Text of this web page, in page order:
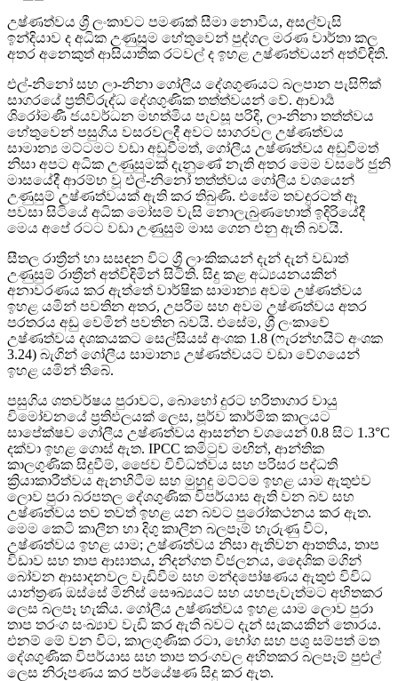
උෂ්ණත්වය ශ්‍රී ලංකාවට පමණක් සීමා නොවීය, අසල්වැසි
ඉන්දියාව ද අධික උණුසුම හේතුවෙන් පුද්ගල මරණ වාර්තා කල
අතර අනෙකුත් ආසියාතික රටවල් ද ඉහළ උෂ්ණත්වයන් අත්විඳිති.
එල්-නිනෝ සහ ලා-නිනා ගෝලීය දේශගුණයට බලපාන පැසිෆික්
සාගරයේ ප්‍රතිවිරුද්ධ දේශගුණික තත්ත්වයන් වේ. ආචාර්‍ය
ශිරෝමණී ජයවර්ධන මහත්මිය පැවසූ පරිදි, ලා-නිනා තත්ත්වය
හේතුවෙන් පසුගිය වසරවලදී අවට සාගරවල උෂ්ණත්වය
සාමාන්‍ය මට්ටමට වඩා අඩුවීමත්, ගෝලීය උෂ්ණත්වය අඩුවීමත්
නිසා අපට අධික උණුසුමක් දැනුණේ නැති අතර මෙම වසරේ ජුනි
මාසයේදී ආරම්භ වූ එල්-නිනෝ තත්ත්වය ගෝලීය වශයෙන්
උණුසුම් උෂ්ණත්වයක් ඇති කර තිබුණි. එසේම තවදුරටත් ඈ
පවසා සිටියේ අධික මෝසම් වැසි නොලැබුණහොත් ඉදිරියේදී
මෙය අපේ රටට වඩා උණුසුම් මාස ගෙන එනු ඇති බවයි.
සීතල රාත්‍රීන් හා සසඳන විට ශ්‍රී ලාංකිකයන් දැන් දැන් වඩාත්
උණුසුම් රාත්‍රීන් අත්විඳිමින් සිටිති. සිදු කළ අධ්‍යයනයකින්
අනාවරණය කර ඇත්තේ වාර්ෂික සාමාන්‍ය අවම උෂ්ණත්වය
ඉහළ යමින් පවතින අතර, උපරිම සහ අවම උෂ්ණත්වය අතර
පරතරය අඩු වෙමින් පවතින බවයි. එසේම, ශ්‍රී ලංකාවේ
උෂ්ණත්වය දශකයකට සෙල්සියස් අංශක 1.8 (ෆැරන්හයිට් අංශක
3.24) බැගින් ගෝලීය සාමාන්‍ය උෂ්ණත්වයට වඩා වේගයෙන්
ඉහළ යමින් තිබේ.
පසුගිය ශතවර්ෂය පුරාවට, බොහෝ දුරට හරිතාගාර වායු
විමෝචනයේ ප්‍රතිඵලයක් ලෙස, පූර්ව කාර්මික කාලයට
සාපේක්ෂව ගෝලීය උෂ්ණත්වය ආසන්න වශයෙන් 0.8 සිට 1.3°C
දක්වා ඉහළ ගොස් ඇත. IPCC කමිටුව මඟින්, ආන්තික
කාලගුණික සිදුවීම්, ජෛව විවිධත්වය සහ පරිසර පද්ධති
ක්‍රියාකාරීත්වය ඇනහිටීම සහ මුහුදු මට්ටම ඉහළ යාම ඇතුළුව
ලොව පුරා බරපතල දේශගුණික විපර්යාස ඇති වන බව සහ
උෂ්ණත්වය තව තවත් ඉහළ යන බවට පුරෝකථනය කර ඇත.
මෙම කෙටි කාලීන හා දිගු කාලීන බලපෑම් හැරුණු විට,
උෂ්ණත්වය ඉහළ යාම; උෂ්ණත්වය නිසා ඇතිවන ආතතිය, තාප
විඩාව සහ තාප ආඝාතය, නිදන්ගත විජලනය, දෛශික මගින්
බෝවන ආසාදනවල වැඩිවීම සහ මන්දපෝෂණය ඇතුළු විවිධ
යාන්ත්‍රණ ඔස්සේ මිනිස් සෞඛ්‍යයට සහ යහපැවැත්මට අහිතකර
ලෙස බලපෑ හැකිය. ගෝලීය උෂ්ණත්වය ඉහළ යාම ලොව පුරා
තාප තරංග සංඛ්‍යාව වැඩි කර ඇති බවට දැන් සැකයකින් තොරය.
එනම් මේ වන විට, කාලගුණික රටා, භෝග සහ පශු සම්පත් මත
දේශගුණික විපර්යාස සහ තාප තරංගවල අහිතකර බලපෑම් පුළුල්
ලෙස නිරූපණය කර පර්යේෂණ සිදු කර ඇත.